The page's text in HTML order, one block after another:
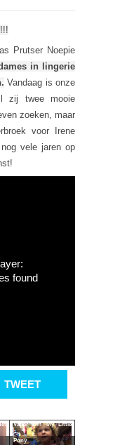
Prutser Noepie
in lingerie
Vandaag is onze
zij twee mooie
zoeken, maar
voor Irene
vele jaren op
found
TWEET
Vader Om My Little
Pony